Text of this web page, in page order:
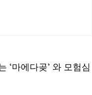
‘마에다곶’ 와 모험심